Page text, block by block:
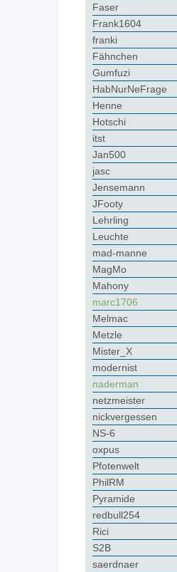
Faser
Frank1604
franki
Fähnchen
Gumfuzi
HabNurNeFrage
Henne
Hotschi
itst
Jan500
jasc
Jensemann
JFooty
Lehrling
Leuchte
mad-manne
MagMo
Mahony
marc1706
Melmac
Metzle
Mister_X
modernist
naderman
netzmeister
nickvergessen
NS-6
oxpus
Pfotenwelt
PhilRM
Pyramide
redbull254
Rici
S2B
saerdnaer